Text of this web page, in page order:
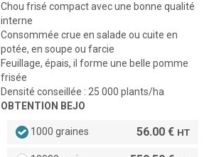
Chou frisé compact avec une bonne qualité
interne
Consommée crue en salade ou cuite en
potée, en soupe ou farcie
Feuillage, épais, il forme une belle pomme
frisée
Densité conseillée : 25 000 plants/ha
OBTENTION BEJO
1000 graines 56.00 € HT